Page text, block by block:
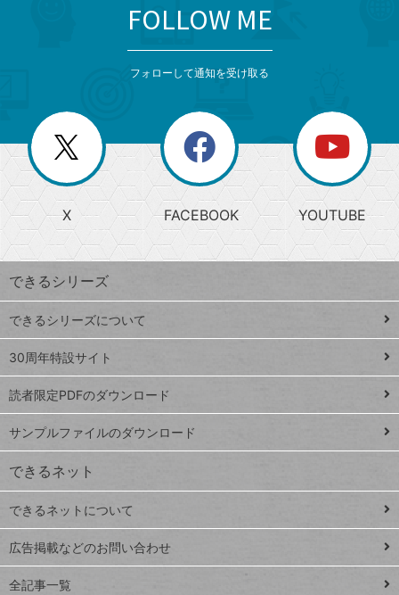
じ
る
search
検
索
上
昇
ワ
ー
ド
Google
スプレ
ッドシ
ート
iPhone
VLOOKUP
close
閉じ
る
閉
じ
る
ー
か
ら
探
す
ト
ッ
プ
ペ
ジ
連載
Excel Q&A
トイアンナ流仕
事術
FOLLOW ME
フォローして通知を受け取る
X FACEBOOK YOUTUBE
できるシリーズ
できるシリーズについて
30周年特設サイト
読者限定PDFのダウンロード
サンプルファイルのダウンロード
できるネット
できるネットについて
広告掲載などのお問い合わせ
全記事一覧